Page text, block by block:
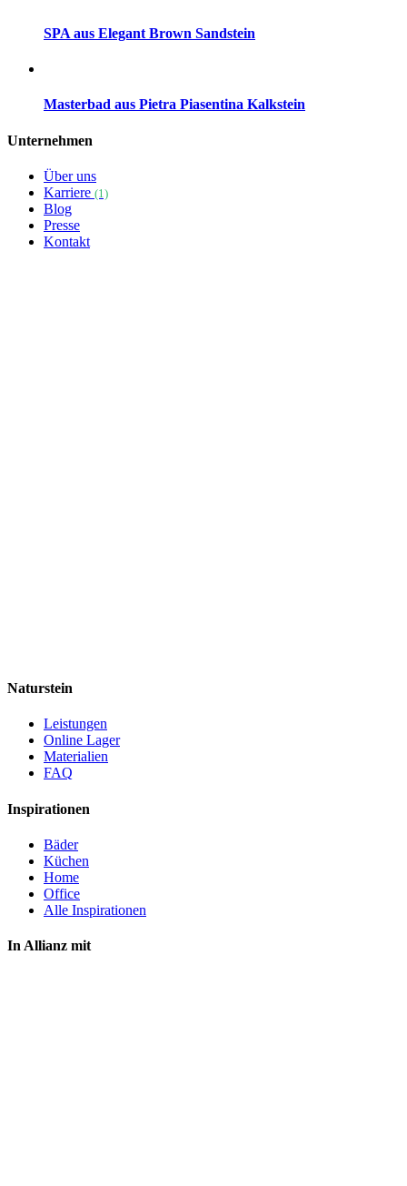
SPA aus Elegant Brown Sandstein
Masterbad aus Pietra Piasentina Kalkstein
Unternehmen
Über uns
Karriere (1)
Blog
Presse
Kontakt
Naturstein
Leistungen
Online Lager
Materialien
FAQ
Inspirationen
Bäder
Küchen
Home
Office
Alle Inspirationen
In Allianz mit